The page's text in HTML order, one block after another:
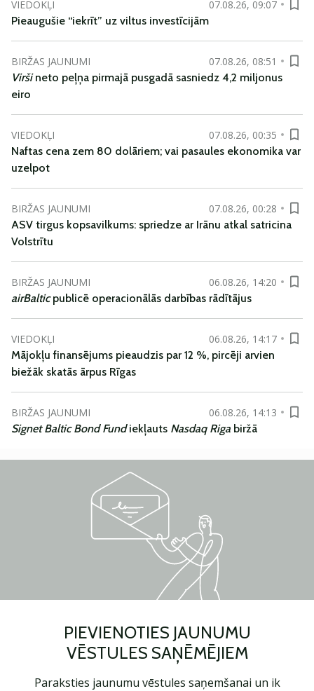
VIEDOKĻI
07.08.26, 09:07
Pieaugušie “iekrīt” uz viltus investīcijām
BIRŽAS JAUNUMI
07.08.26, 08:51
Viršineto peļņa pirmajā pusgadā sasniedz 4,2 miljonus
eiro
VIEDOKĻI
07.08.26, 00:35
Naftas cena zem 80 dolāriem; vai pasaules ekonomika var
uzelpot
BIRŽAS JAUNUMI
07.08.26, 00:28
ASV tirgus kopsavilkums: spriedze ar Irānu atkal satricina
Volstrītu
BIRŽAS JAUNUMI
06.08.26, 14:20
airBalticpublicē operacionālās darbības rādītājus
VIEDOKĻI
06.08.26, 14:17
Mājokļu finansējums pieaudzis par 12 %, pircēji arvien
biežāk skatās ārpus Rīgas
BIRŽAS JAUNUMI
06.08.26, 14:13
Signet Baltic Bond Fundiekļauts Nasdaq Riga biržā
PIEVIENOTIES JAUNUMU
VĒSTULES SAŅĒMĒJIEM
Paraksties jaunumu vēstules saņemšanai un ik